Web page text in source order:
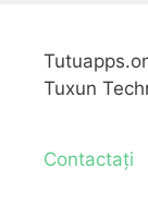
Tuxun
Contactați